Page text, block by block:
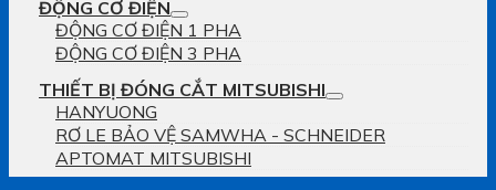
ĐỘNG CƠ ĐIỆN
ĐỘNG CƠ ĐIỆN 1 PHA
ĐỘNG CƠ ĐIỆN 3 PHA
THIẾT BỊ ĐÓNG CẮT MITSUBISHI
HANYUONG
RƠ LE BẢO VỆ SAMWHA - SCHNEIDER
APTOMAT MITSUBISHI